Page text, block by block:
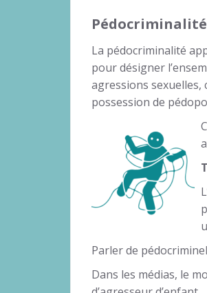
Pédocriminalité
La pédocriminalité
pour désigner
agressions
possession de
Parler de
Dans les médias, le